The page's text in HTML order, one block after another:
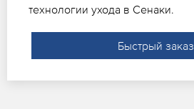
технологии ухода в Сенаки.
Быстрый заказ